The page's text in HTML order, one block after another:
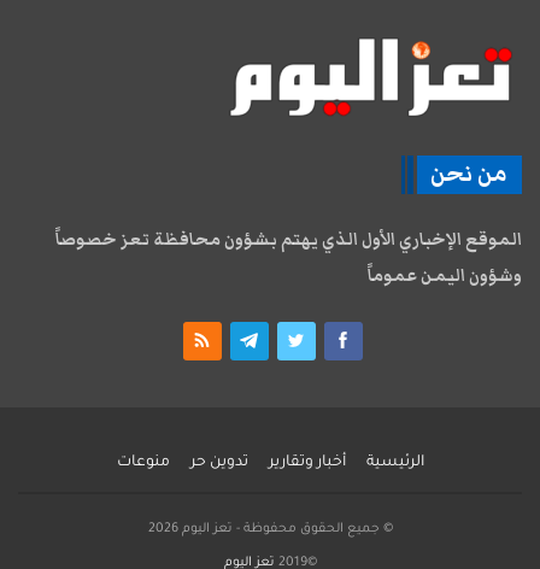
من نحن
الموقع الإخباري الأول الذي يهتم بشؤون محافظة تعز خصوصاً
وشؤون اليمن عموماً
الرئيسية أخبار وتقارير تدوين حر منوعات
© جميع الحقوق محفوظة - تعز اليوم 2026
©2019 تعز اليوم